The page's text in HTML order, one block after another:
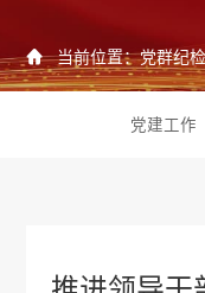
 当前位置：党群纪检
党建工作